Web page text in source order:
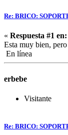
Re: BRICO:
« Respuesta #1 en:
Esta muy bien,
En línea
erbebe
Visitante
Re: BRICO: